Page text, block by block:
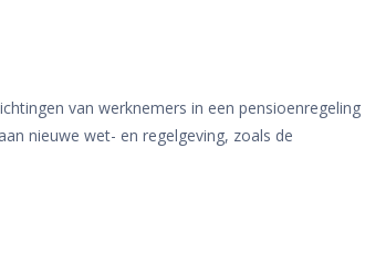
van werknemers in een pensioenregeling
nieuwe wet- en regelgeving, zoals de